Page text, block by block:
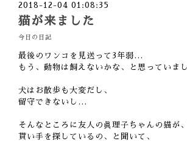
2018-12-04 01:08:35
猫が来ました
今日の日記
最後のワンコを見送って3年弱…
もう、動物は飼えないかな、と思っていまし
犬はお散歩も大変だし、
留守できないし…
そんなところに友人の眞理子ちゃんの猫が
貰い手を探しているの、と聞いて、